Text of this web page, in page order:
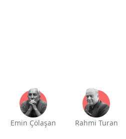
Emin Çölaşan Rahmi Turan